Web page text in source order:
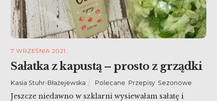
7 WRZEŚNIA 2021
Sałatka z kapustą – prosto z grządki
Kasia Stuhr-Błażejewska Polecane Przepisy Sezonowe
Jeszcze niedawno w szklarni wysiewałam sałatę i